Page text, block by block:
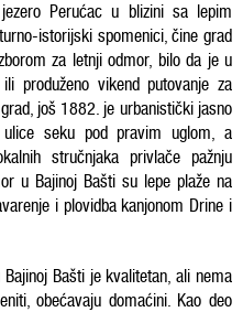
Perućac u blizini sa lepim
istorijski spomenici, čine grad
za letnji odmor, bilo da je u
produženo vikend putovanje za
još 1882. je urbanistički jasno
seku pod pravim uglom, a
stručnjaka privlače pažnju
u Bajinoj Bašti su lepe plaže na
i plovidba kanjonom Drine i
Bašti je kvalitetan, ali nema
obećavaju domaćini. Kao deo